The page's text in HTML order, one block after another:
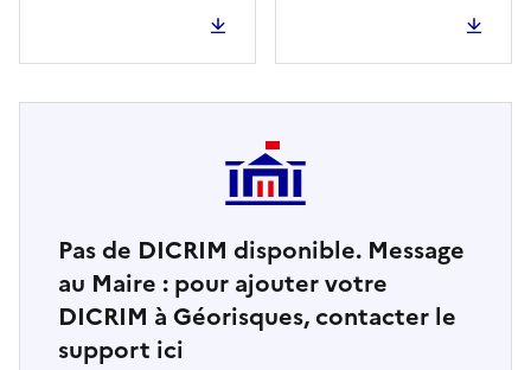
Pas de DICRIM disponible. Message
au Maire : pour ajouter votre
DICRIM à Géorisques, contacter le
support ici